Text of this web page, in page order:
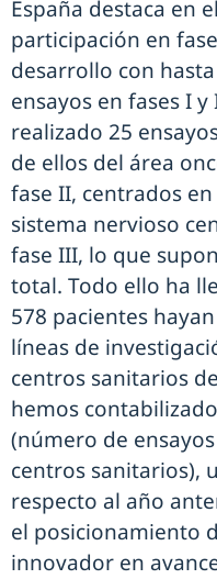
España destaca en
participación en
desarrollo con
ensayos en fases I
realizado 25
de ellos del área
fase II, centrados
sistema nervioso
fase III, lo que
total. Todo ello ha
578 pacientes
líneas de
centros sanitarios
hemos
(número de
centros sanitarios),
respecto al año
el posicionamiento
innovador en